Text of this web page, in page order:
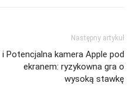
i
Następny artykuł
Potencjalna kamera Apple pod
ekranem: ryzykowna gra o
wysoką stawkę